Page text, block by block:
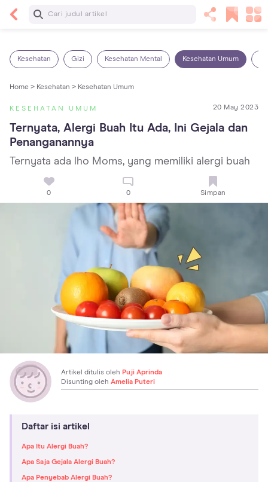
Baca Selanjutnya
Kesehatan Gizi Kesehatan Mental Kesehatan Umum
Home > Kesehatan > Kesehatan Umum
KESEHATAN UMUM 20 May 2023
Ternyata, Alergi Buah Itu Ada, Ini Gejala dan
Penanganannya
Ternyata ada lho Moms, yang memiliki alergi buah
0 0 Simpan
Artikel ditulis oleh Puji Aprinda
Disunting oleh Amelia Puteri
Daftar isi artikel
Apa Itu Alergi Buah?
Apa Saja Gejala Alergi Buah?
Apa Penyebab Alergi Buah?